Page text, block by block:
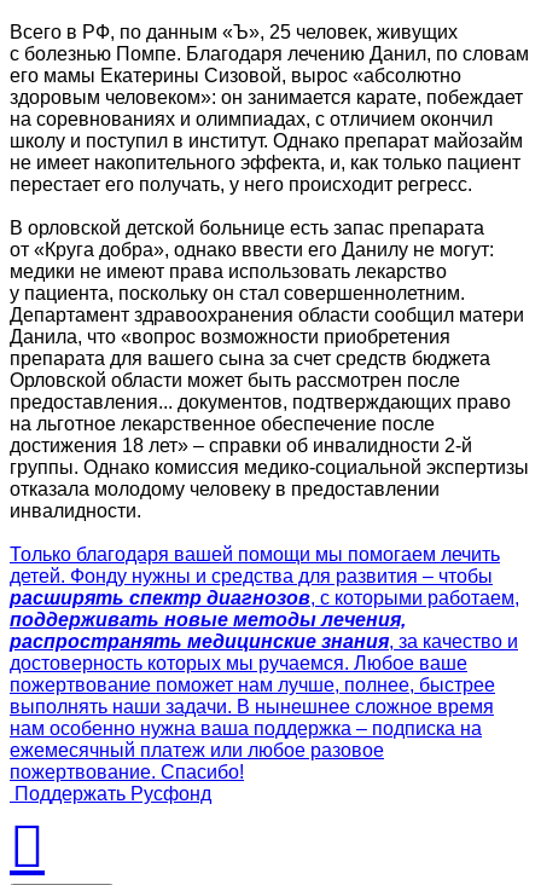
Всего в РФ, по данным «Ъ», 25 человек, живущих
с болезнью Помпе. Благодаря лечению Данил, по словам
его мамы Екатерины Сизовой, вырос «абсолютно
здоровым человеком»: он занимается карате, побеждает
на соревнованиях и олимпиадах, с отличием окончил
школу и поступил в институт. Однако препарат майозайм
не имеет накопительного эффекта, и, как только пациент
перестает его получать, у него происходит регресс.
В орловской детской больнице есть запас препарата
от «Круга добра», однако ввести его Данилу не могут:
медики не имеют права использовать лекарство
у пациента, поскольку он стал совершеннолетним.
Департамент здравоохранения области сообщил матери
Данила, что «вопрос возможности приобретения
препарата для вашего сына за счет средств бюджета
Орловской области может быть рассмотрен после
предоставления... документов, подтверждающих право
на льготное лекарственное обеспечение после
достижения 18 лет» – справки об инвалидности 2-й
группы. Однако комиссия медико-социальной экспертизы
отказала молодому человеку в предоставлении
инвалидности.
Только благодаря вашей помощи мы помогаем лечить
детей. Фонду нужны и средства для развития – чтобы
расширять спектр диагнозов, с которыми работаем,
поддерживать новые методы лечения,
распространять медицинские знания, за качество и
достоверность которых мы ручаемся. Любое ваше
пожертвование поможет нам лучше, полнее, быстрее
выполнять наши задачи. В нынешнее сложное время
нам особенно нужна ваша поддержка – подписка на
ежемесячный платеж или любое разовое
пожертвование. Спасибо!
Поддержать Русфонд